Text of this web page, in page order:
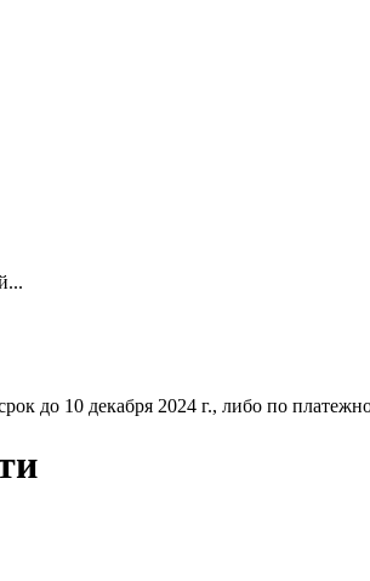
до 10 декабря 2024 г., либо по